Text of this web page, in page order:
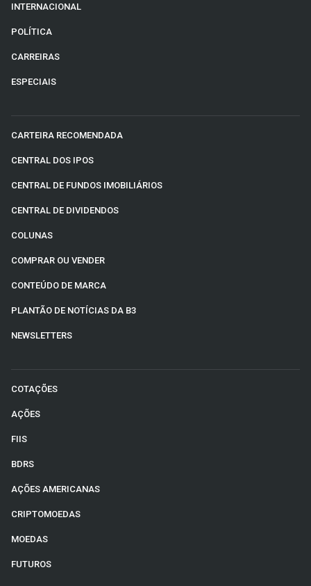
INTERNACIONAL
POLÍTICA
CARREIRAS
ESPECIAIS
CARTEIRA RECOMENDADA
CENTRAL DOS IPOS
CENTRAL DE FUNDOS IMOBILIÁRIOS
CENTRAL DE DIVIDENDOS
COLUNAS
COMPRAR OU VENDER
CONTEÚDO DE MARCA
PLANTÃO DE NOTÍCIAS DA B3
NEWSLETTERS
COTAÇÕES
AÇÕES
FIIS
BDRS
AÇÕES AMERICANAS
CRIPTOMOEDAS
MOEDAS
FUTUROS